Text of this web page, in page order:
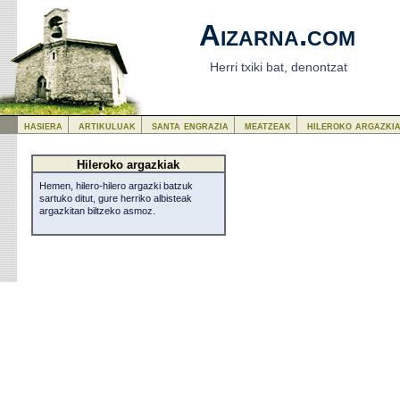
Aizarna.com
Herri txiki bat, denontzat
Hileroko argazkiak
Hemen, hilero-hilero argazki batzuk
sartuko ditut, gure herriko albisteak
argazkitan biltzeko asmoz.
hasiera artikuluak santa engrazia meatzeak hileroko